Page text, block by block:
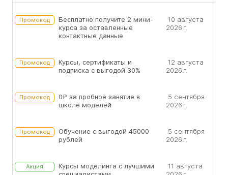
Промокод
Бесплатно получите 2 мини-
курса за оставленные
контактные данные
10 августа
2026 г.
Промокод
Курсы, сертификаты и
подписка с выгодой 30%
12 августа
2026 г.
Промокод
0₽ за пробное занятие в
школе моделей
5 сентября
2026 г.
Промокод
Обучение с выгодой 45000
рублей
5 сентября
2026 г.
Акция
Курсы моделинга с лучшими
11 августа